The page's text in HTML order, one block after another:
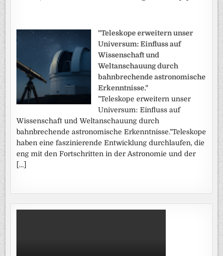
"Teleskope erweitern unser
Universum: Einfluss auf
Wissenschaft und
Weltanschauung durch
bahnbrechende astronomische
Erkenntnisse."
"Teleskope erweitern unser
Universum: Einfluss auf
Wissenschaft und Weltanschauung durch
bahnbrechende astronomische Erkenntnisse."Teleskope
haben eine faszinierende Entwicklung durchlaufen, die
eng mit den Fortschritten in der Astronomie und der
[…]